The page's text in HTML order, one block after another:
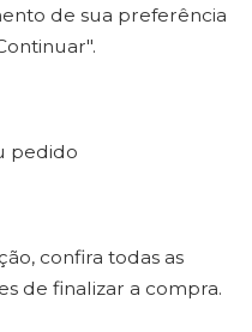
de sua preferência
pedido
confira todas as
de finalizar a compra.